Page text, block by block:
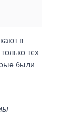
в
тех
были